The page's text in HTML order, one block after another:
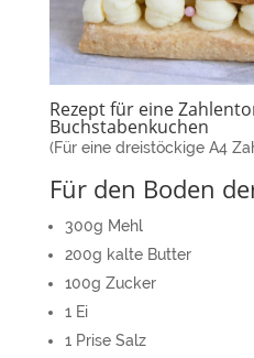
Rezept für eine
Buchstabenkuchen
(Für eine dreistöckige A4
Für den Boden
300g Mehl
200g kalte Butter
100g Zucker
1 Ei
1 Prise Salz